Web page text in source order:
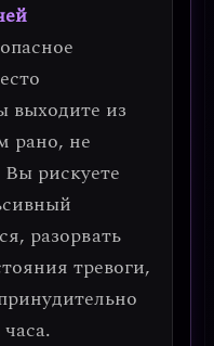
опасное
выходите из
рано, не
Вы рискуете
разорвать
тревоги,